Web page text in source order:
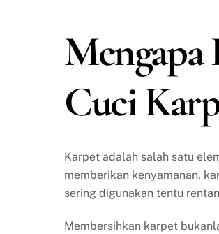
Mengapa
Cuci
Karpet adalah salah satu
memberikan kenyamanan,
sering digunakan tentu
Membersihkan karpet